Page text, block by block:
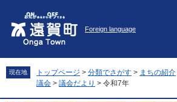
先
頭
を
飛
Foreign language
現在地 トップページ > 分類でさがす > まちの紹介
議会 > 議会だより > 令和7年